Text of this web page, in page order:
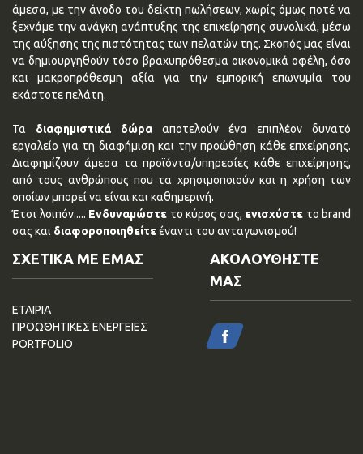
άμεσα, με την άνοδο του δείκτη πωλήσεων, χωρίς όμως ποτέ να
ξεχνάμε την ανάγκη ανάπτυξης της επιχείρησης συνολικά, μέσω
της αύξησης της πιστότητας των πελατών της. Σκοπός μας είναι
να δημιουργηθούν τόσο βραχυπρόθεσμα οικονομικά οφέλη, όσο
και μακροπρόθεσμη αξία για την εμπορική επωνυμία του
εκάστοτε πελάτη.
Τα διαφημιστικά δώρα αποτελούν ένα επιπλέον δυνατό
εργαλείο για τη διαφήμιση και την προώθηση κάθε επχείρησης.
Διαφημίζουν άμεσα τα προϊόντα/υπηρεσίες κάθε επιχείρησης,
από τους ανθρώπους που τα χρησιμοποιούν και η χρήση των
οποίων μπορεί να είναι και καθημερινή.
Έτσι λοιπόν..... Ενδυναμώστε το κύρος σας, ενισχύστε το brand
σας και διαφοροποιηθείτεέναντι του ανταγωνισμού!
ΣΧΕΤΙΚΑ ΜΕ ΕΜΑΣ
ΕΤΑΙΡΙΑ
ΠΡΟΩΘΗΤΙΚΕΣ ΕΝΕΡΓΕΙΕΣ
PORTFOLIO
ΑΚΟΛΟΥΘΗΣΤΕ
ΜΑΣ